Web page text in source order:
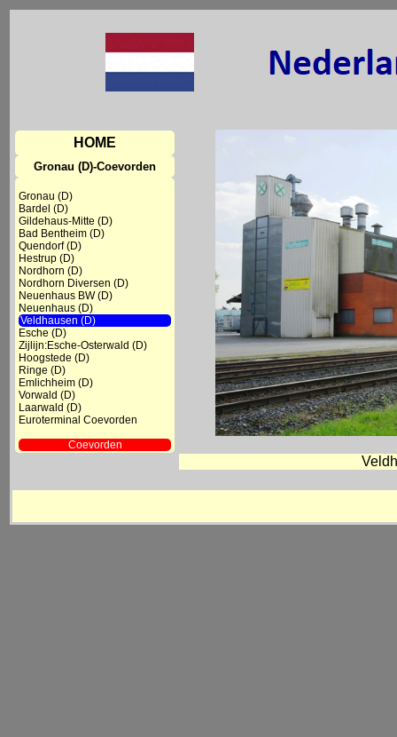
HOME
Gronau (D)-Coevorden
Gronau (D)
Bardel (D)
Gildehaus-Mitte (D)
Bad Bentheim (D)
Quendorf (D)
Hestrup (D)
Nordhorn (D)
Nordhorn Diversen (D)
Neuenhaus BW (D)
Neuenhaus (D)
Veldhausen (D)
Esche (D)
Zijlijn:Esche-Osterwald (D)
Hoogstede (D)
Ringe (D)
Emlichheim (D)
Vorwald (D)
Laarwald (D)
Euroterminal Coevorden
Coevorden